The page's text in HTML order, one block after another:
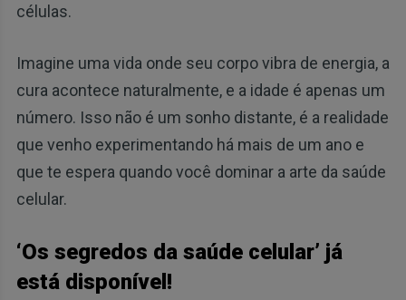
células.
Imagine uma vida onde seu corpo vibra de energia, a
cura acontece naturalmente, e a idade é apenas um
número. Isso não é um sonho distante, é a realidade
que venho experimentando há mais de um ano e
que te espera quando você dominar a arte da saúde
celular.
‘Os segredos da saúde celular’ já
está disponível!